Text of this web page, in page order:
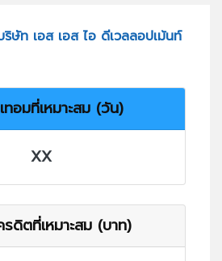
ษัท เอส เอส ไอ ดีเวลลอปเม้นท์
ทอมที่เหมาะสม (วัน)
XX
รดิตที่เหมาะสม (บาท)